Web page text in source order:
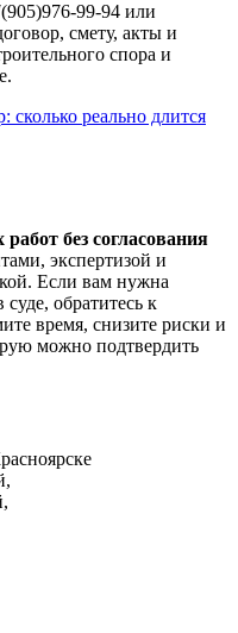
99-94 или
смету, акты и
спора и
сколько реально длится
без согласования
экспертизой и
Если вам нужна
обратитесь к
время, снизите риски и
можно подтвердить